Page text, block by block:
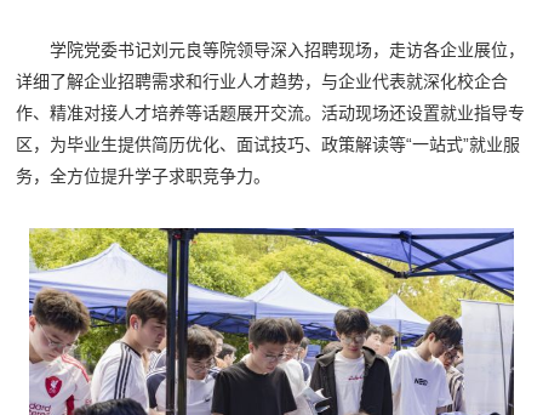
学院党委书记刘元良等院领导深入招聘现场，走访各企业展位，
详细了解企业招聘需求和行业人才趋势，与企业代表就深化校企合
作、精准对接人才培养等话题展开交流。活动现场还设置就业指导专
区，为毕业生提供简历优化、面试技巧、政策解读等“一站式”就业服
务，全方位提升学子求职竞争力。